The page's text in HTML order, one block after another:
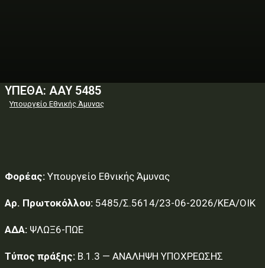
ΥΠΕΘΑ: ΑΑΥ 5485
Υπουργείο Εθνικής Άμυνας
Φορέας: Υπουργείο Εθνικής Άμυνας
Αρ. Πρωτοκόλλου: 5485/Σ.5614/23-06-2026/ΚΕΑ/ΟΙΚ
ΑΔΑ: ΨΛΩΞ6-ΠΩΕ
Τύπος πράξης: Β.1.3 — ΑΝΑΛΗΨΗ ΥΠΟΧΡΕΩΣΗΣ